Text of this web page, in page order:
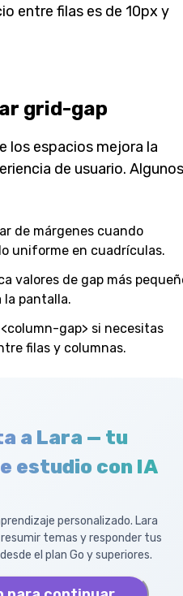
entre filas es de 10px y
grid-gap
los espacios mejora la
de usuario. Algunos
de márgenes cuando
uniforme en cuadrículas.
valores de gap más
la pantalla.
gap> si necesitas
filas y columnas.
a Lara — tu
estudio con IA
personalizado. Lara
temas y responder tus
el plan Go y superiores.